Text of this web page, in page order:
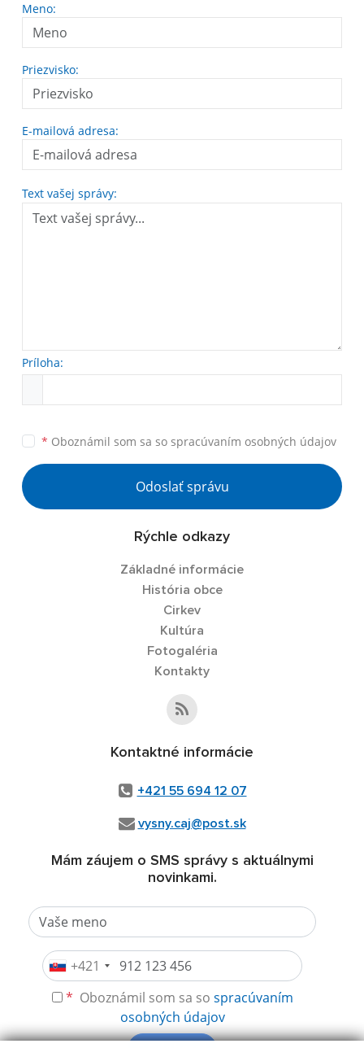
Meno:
Priezvisko:
E-mailová adresa:
Text vašej správy:
Príloha:
* Oboznámil som sa so spracúvaním osobných údajov
Odoslať správu
Rýchle odkazy
Základné informácie
História obce
Cirkev
Kultúra
Fotogaléria
Kontakty
Kontaktné informácie
+421 55 694 12 07
vysny.caj@post.sk
Mám záujem o SMS správy s aktuálnymi
novinkami.
+421
* Oboznámil som sa so spracúvaním
osobných údajov